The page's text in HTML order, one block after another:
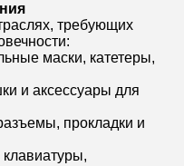
требующих
маски, катетеры,
и аксессуары для
прокладки и
клавиатуры,